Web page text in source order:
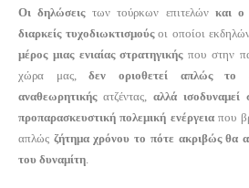
Οι δηλώσεις των τούρκων επιτελώνκαι ο
διαρκείς τυχοδιωκτισμούςοι οποίοι
μέρος μιας ενιαίας στρατηγικήςπου στην
χώρα μας,δεν οριοθετεί απλώς το
αναθεωρητικήςατζέντας, αλλά
προπαρασκευστική πολεμική ενέργειαπου
απλώς ζήτημα χρόνου το πότε ακριβώς θα
του δυναμίτη.